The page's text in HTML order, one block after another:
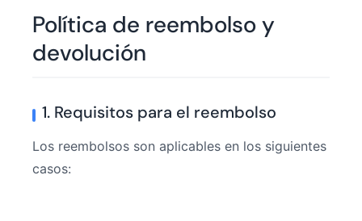
Política de reembolso y
devolución
1. Requisitos para el reembolso
Los reembolsos son aplicables en los siguientes
casos: